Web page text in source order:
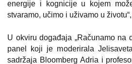
energije i kognicije u kojem
stvaramo, učimo i uživamo u
U okviru događaja „Računamo na
panel koji je moderirala
sadržaja Bloomberg Adria i